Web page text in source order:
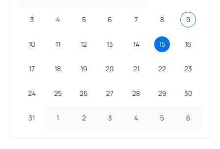
3 4 5 6 7 8 9
10 11 12 13 14 15 16
17 18 19 20 21 22 23
24 25 26 27 28 29 30
31 1 2 3 4 5 6